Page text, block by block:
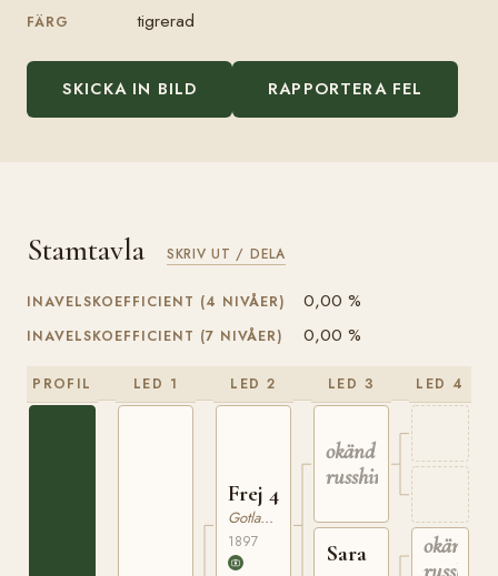
FÄRG tigrerad
SKICKA IN BILD RAPPORTERA FEL
Stamtavla SKRIV UT / DELA
INAVELSKOEFFICIENT (4 NIVÅER) 0,00 %
INAVELSKOEFFICIENT (7 NIVÅER) 0,00 %
PROFIL LED 1 LED 2
Frej 4
Gotlandsruss
1897
LED 3
okänd
russhingst
Sara
LED 4
okänd